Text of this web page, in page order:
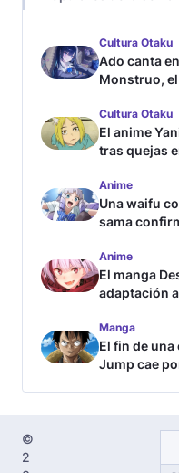
Cultura Otaku
Ado canta
Monstruo,
Cultura Otaku
El anime
tras quejas
Anime
Una waifu
sama
Anime
El manga
adaptación
Manga
El fin de una
Jump cae
©
2